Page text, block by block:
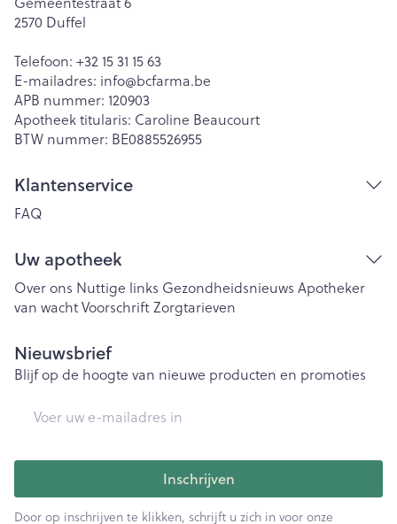
2570 Duffel
Telefoon: +32 15 31 15 63
E-mailadres: info@bcfarma.be
APB nummer: 120903
Apotheek titularis: Caroline Beaucourt
BTW nummer: BE0885526955
Klantenservice
FAQ
Uw apotheek
Over ons Nuttige links Gezondheidsnieuws Apotheker
van wachtVoorschriftZorgtarieven
Nieuwsbrief
Blijf op de hoogte van nieuwe producten en promoties
Inschrijven
Door op inschrijven te klikken, schrijft u zich in voor onze